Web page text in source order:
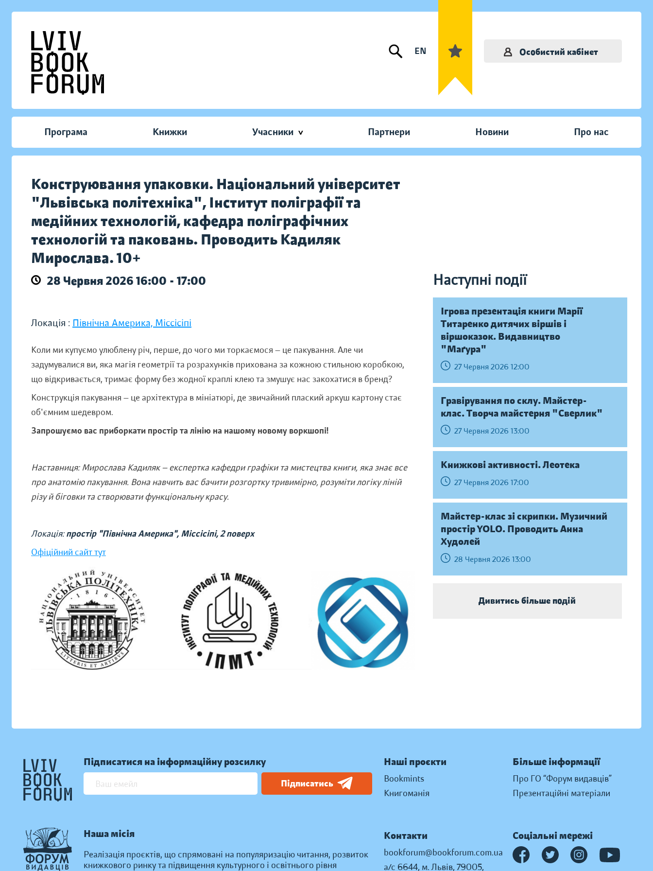
EN Особистий кабінет
Програма Книжки Учасники Партнери Новини Про нас
Конструювання упаковки. Національний університет
"Львівська політехніка", Інститут поліграфії та
медійних технологій, кафедра поліграфічних
технологій та паковань. Проводить Кадиляк
Мирослава. 10+
28 Червня 2026 16:00 - 17:00 Наступні події
Локація : Північна Америка, Міссісіпі
Коли ми купуємо улюблену річ, перше, до чого ми торкаємося — це пакування. Але чи
задумувалися ви, яка магія геометрії та розрахунків прихована за кожною стильною коробкою,
що відкривається, тримає форму без жодної краплі клею та змушує нас закохатися в бренд?
Конструкція пакування — це архітектура в мініатюрі, де звичайний плаский аркуш картону стає
об'ємним шедевром.
Запрошуємо вас приборкати простір та лінію на нашому новому воркшопі!
Наставниця: Мирослава Кадиляк — експертка кафедри графіки та мистецтва книги, яка знає все
про анатомію пакування. Вона навчить вас бачити розгортку тривимірно, розуміти логіку ліній
різу й біговки та створювати функціональну красу.
Локація:простір "Північна Америка", Міссісіпі, 2 поверх
Офіційний сайт тут
Ігрова презентація книги Марії
Титаренко дитячих віршів і
віршоказок. Видавництво
"Маґура"
27 Червня 2026 12:00
Гравірування по склу. Майстер-
клас. Творча майстерня "Сверлик"
27 Червня 2026 13:00
Книжкові активності. Леотека
27 Червня 2026 17:00
Майстер-клас зі скрипки. Музичний
простір YOLO. Проводить Анна
Худолей
28 Червня 2026 13:00
Дивитись більше подій
Підписатися на інформаційну розсилку
Підписатись
Наша місія
Реалізація проєктів, що спрямовані на популяризацію читання, розвиток
книжкового ринку та підвищення культурного і освітнього рівня
Наші проєкти
Bookmints
Книгоманія
Більше інформації
Про ГО “Форум видавців”
Презентаційні матеріали
Контакти
bookforum@bookforum.com.ua
а/с 6644, м. Львів, 79005,
Соціальні мережі